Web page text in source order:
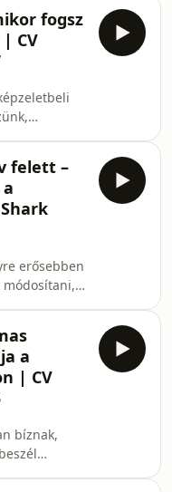
B
m.” „Nem
mondatok,
logikai
fogsz
CV
a fejedben
a
Nem
kattogsz. És
az
hogyan
[...]
felett –
erősebben
valójában
35+
ami
ebben a
mit néz
a
| CV
bíznak,